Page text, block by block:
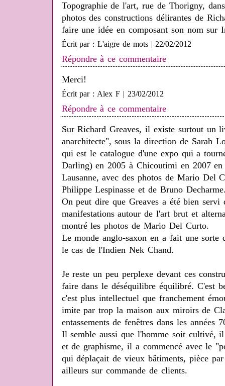
Topographie de l'art, rue de Thorigny,
photos des constructions délirantes de
faire une idée en composant son nom sur
Écrit par : L'aigre de mots | 22/02/2012
Répondre à ce commentaire
Merci!
Écrit par : Alex F | 23/02/2012
Répondre à ce commentaire
Sur Richard Greaves, il existe surtout un
anarchitecte", sous la direction de Sarah
qui est le catalogue d'une expo qui a
Darling) en 2005 à Chicoutimi en 2007
Lausanne, avec des photos de Mario Del
Philippe Lespinasse et de Bruno
On peut dire que Greaves a été bien servi
manifestations autour de l'art brut et
montré les photos de Mario Del Curto.
Le monde anglo-saxon en a fait une sorte
le cas de l'Indien Nek Chand.
Je reste un peu perplexe devant ces
faire dans le déséquilibre équilibré. C'est
c'est plus intellectuel que franchement
imite par trop la maison aux miroirs de
entassements de fenêtres dans les années
Il semble aussi que l'homme soit cultivé,
et de graphisme, il a commencé avec le
qui déplaçait de vieux bâtiments, pièce
ailleurs sur commande de clients.